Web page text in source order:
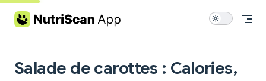
Skip to content
Salade de carottes : Calories,